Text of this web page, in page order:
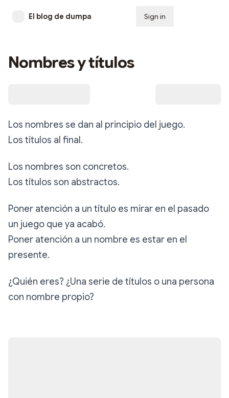
El blog de dumpa Sign in
Nombres y títulos
Los nombres se dan al principio del juego.
Los títulos al final.
Los nombres son concretos.
Los títulos son abstractos.
Poner atención a un título es mirar en el pasado
un juego que ya acabó.
Poner atención a un nombre es estar en el
presente.
¿Quién eres? ¿Una serie de títulos o una persona
con nombre propio?